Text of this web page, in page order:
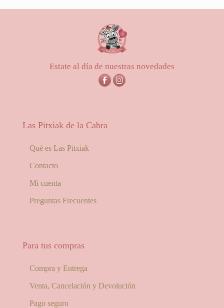
Estate al día de nuestras novedades
Las Pitxiak de la Cabra
Qué es Las Pitxiak
Contacto
Mi cuenta
Preguntas Frecuentes
Para tus compras
Compra y Entrega
Venta, Cancelación y Devolución
Pago seguro